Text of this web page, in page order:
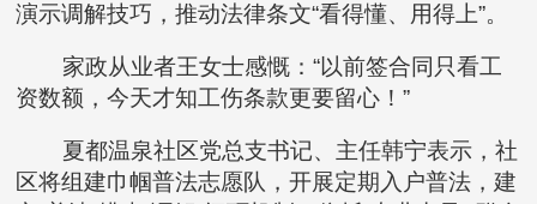
演示调解技巧，推动法律条文“看得懂、用得上”。
家政从业者王女士感慨：“以前签合同只看工
资数额，今天才知工伤条款更要留心！”
夏都温泉社区党总支书记、主任韩宁表示，社
区将组建巾帼普法志愿队，开展定期入户普法，建